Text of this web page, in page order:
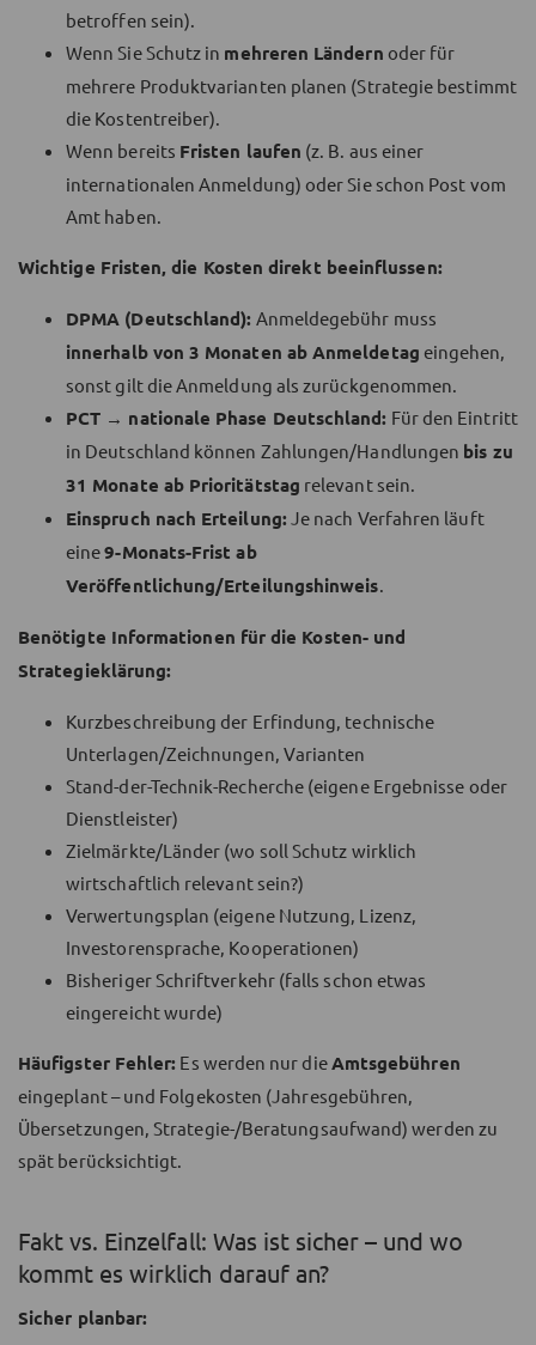
betroffen sein).
Wenn Sie Schutz in mehreren Ländern oder für
mehrere Produktvarianten planen (Strategie bestimmt
die Kostentreiber).
Wenn bereits Fristen laufen (z. B. aus einer
internationalen Anmeldung) oder Sie schon Post vom
Amt haben.
Wichtige Fristen, die Kosten direkt beeinflussen:
DPMA (Deutschland): Anmeldegebühr muss
innerhalb von 3 Monaten ab Anmeldetag eingehen,
sonst gilt die Anmeldung als zurückgenommen.
PCT → nationale Phase Deutschland: Für den Eintritt
in Deutschland können Zahlungen/Handlungen bis zu
31 Monate ab Prioritätstag relevant sein.
Einspruch nach Erteilung: Je nach Verfahren läuft
eine9-Monats-Frist ab
Veröffentlichung/Erteilungshinweis
Benötigte Informationen für die Kosten- und
Strategieklärung:
Kurzbeschreibung der Erfindung, technische
Unterlagen/Zeichnungen, Varianten
Stand-der-Technik-Recherche (eigene Ergebnisse oder
Dienstleister)
Zielmärkte/Länder (wo soll Schutz wirklich
wirtschaftlich relevant sein?)
Verwertungsplan (eigene Nutzung, Lizenz,
Investorensprache, Kooperationen)
Bisheriger Schriftverkehr (falls schon etwas
eingereicht wurde)
Häufigster Fehler: Es werden nur dieAmtsgebühren
eingeplant – und Folgekosten (Jahresgebühren,
Übersetzungen, Strategie-/Beratungsaufwand) werden zu
spät berücksichtigt.
Fakt vs. Einzelfall: Was ist sicher – und wo
kommt es wirklich darauf an?
Sicher planbar: